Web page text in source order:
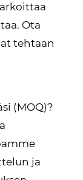
Ota
tehtaan
(MOQ)?
ja